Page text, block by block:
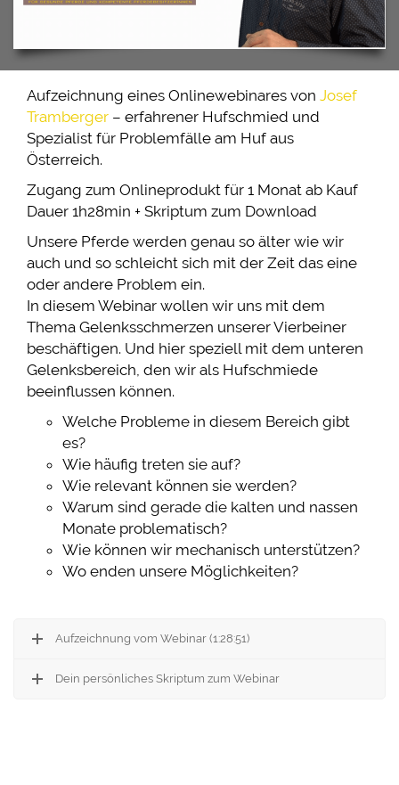
TERMINE / SEMINARE
PLANE SELBST EINEN KURS
KONTAKT
Aufzeichnung eines Onlinewebinares von Josef
Tramberger – erfahrener Hufschmied und
Spezialist für Problemfälle am Huf aus
Österreich.
Zugang zum Onlineprodukt für 1 Monat ab Kauf
Dauer 1h28min + Skriptum zum Download
Unsere Pferde werden genau so älter wie wir
auch und so schleicht sich mit der Zeit das eine
oder andere Problem ein.
In diesem Webinar wollen wir uns mit dem
Thema Gelenksschmerzen unserer Vierbeiner
beschäftigen. Und hier speziell mit dem unteren
Gelenksbereich, den wir als Hufschmiede
beeinflussen können.
Welche Probleme in diesem Bereich gibt
es?
Wie häufig treten sie auf?
Wie relevant können sie werden?
Warum sind gerade die kalten und nassen
Monate problematisch?
Wie können wir mechanisch unterstützen?
Wo enden unsere Möglichkeiten?
Aufzeichnung vom Webinar (1:28:51)
Dein persönliches Skriptum zum Webinar